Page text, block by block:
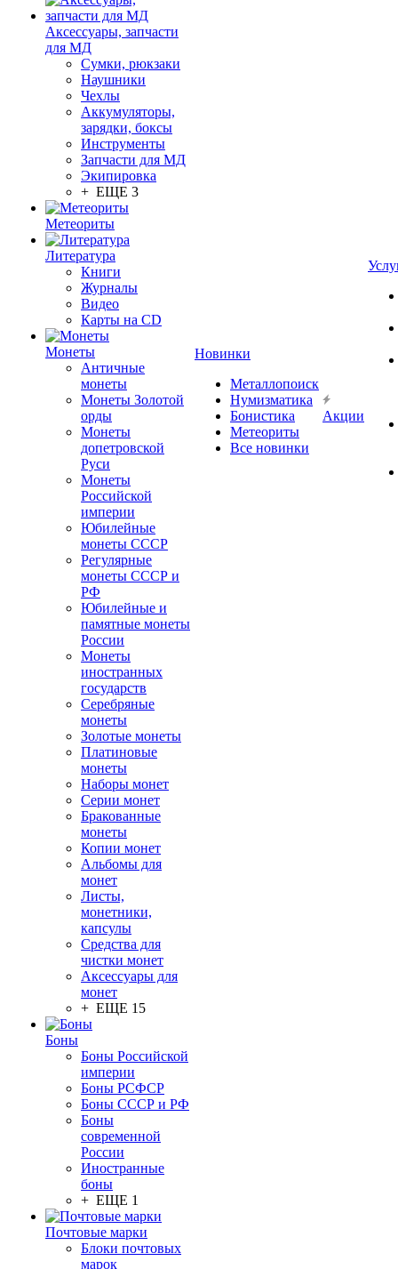
Аксессуары, запчасти
для МД
Сумки, рюкзаки
Наушники
Чехлы
Аккумуляторы,
зарядки, боксы
Инструменты
Запчасти для МД
Экипировка
+ ЕЩЕ 3
Метеориты
Литература
Книги
Журналы
Видео
Карты на CD
Монеты
Античные
монеты
Монеты Золотой
орды
Монеты
допетровской
Руси
Монеты
Российской
империи
Юбилейные
монеты СССР
Регулярные
монеты СССР и
РФ
Юбилейные и
памятные монеты
России
Монеты
иностранных
государств
Серебряные
монеты
Золотые монеты
Платиновые
монеты
Наборы монет
Серии монет
Бракованные
монеты
Копии монет
Альбомы для
монет
Листы,
монетники,
капсулы
Средства для
чистки монет
Аксессуары для
монет
+ ЕЩЕ 15
Боны
Боны Российской
империи
Боны РСФСР
Боны СССР и РФ
Боны
современной
России
Иностранные
боны
+ ЕЩЕ 1
Почтовые марки
Блоки почтовых
марок
Новинки
Металлопоиск
Нумизматика
Бонистика
Метеориты
Все новинки
Акции